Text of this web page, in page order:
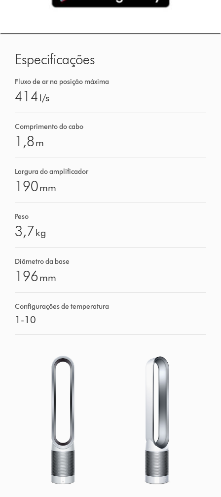
Especificações
Fluxo de ar na posição máxima
414 l/s
Comprimento do cabo
1,8m
Largura do amplificador
190mm
Peso
3,7kg
Diâmetro da base
196mm
Configurações de temperatura
1-10